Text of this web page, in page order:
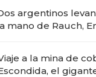
argentinos
mano de Rauch,
a la mina de
el